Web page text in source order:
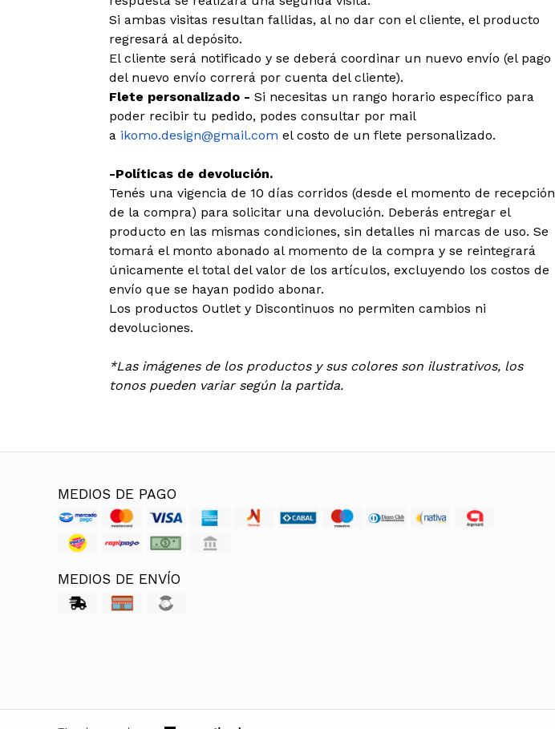
Si ambas visitas resultan fallidas, al no dar con el cliente, el producto
regresará al depósito.
El cliente será notificado y se deberá coordinar un nuevo envío (el pago
del nuevo envío correrá por cuenta del cliente).
Flete personalizado - Si necesitas un rango horario específico para
poder recibir tu pedido, podes consultar por mail
a ikomo.design@gmail.com el costo de un flete personalizado.
-Políticas de devolución.
Tenés una vigencia de 10 días corridos (desde el momento de recepción
de la compra) para solicitar una devolución. Deberás entregar el
producto en las mismas condiciones, sin detalles ni marcas de uso. Se
tomará el monto abonado al momento de la compra y se reintegrará
únicamente el total del valor de los artículos, excluyendo los costos de
envío que se hayan podido abonar.
Los productos Outlet y Discontinuos no permiten cambios ni
devoluciones.
*Las imágenes de los productos y sus colores son ilustrativos, los
tonos pueden variar según la partida.
MEDIOS DE PAGO
MEDIOS DE ENVÍO